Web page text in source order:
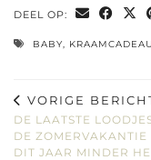
DEEL OP:
BABY,
VORIGE
DE LAATSTE
DE ZOMERVAKANTIE
DIT JAAR MINDER